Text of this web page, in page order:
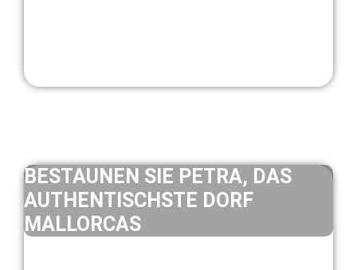
BESTAUNEN SIE PETRA, DAS
AUTHENTISCHSTE DORF
MALLORCAS